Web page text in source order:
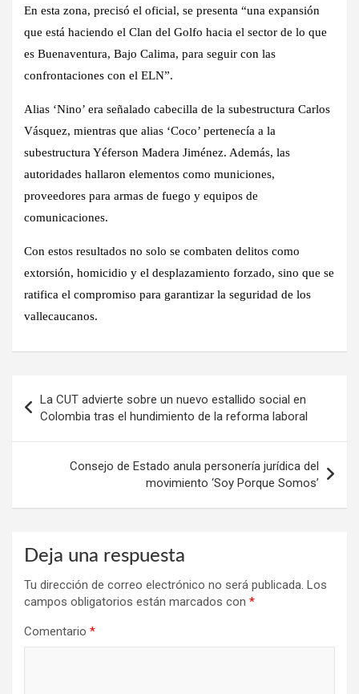
En esta zona, precisó el oficial, se presenta “una expansión
que está haciendo el Clan del Golfo hacia el sector de lo que
es Buenaventura, Bajo Calima, para seguir con las
confrontaciones con el ELN”.
Alias ‘Nino’ era señalado cabecilla de la subestructura Carlos
Vásquez, mientras que alias ‘Coco’ pertenecía a la
subestructura Yéferson Madera Jiménez. Además, las
autoridades hallaron elementos como municiones,
proveedores para armas de fuego y equipos de
comunicaciones.
Con estos resultados no solo se combaten delitos como
extorsión, homicidio y el desplazamiento forzado, sino que se
ratifica el compromiso para garantizar la seguridad de los
vallecaucanos.
de
entradas
La CUT advierte sobre un nuevo estallido social en
Colombia tras el hundimiento de la reforma laboral
Consejo de Estado anula personería jurídica del
movimiento ‘Soy Porque Somos’
Deja una respuesta
Tu dirección de correo electrónico no será publicada. Los
campos obligatorios están marcados con *
Comentario *